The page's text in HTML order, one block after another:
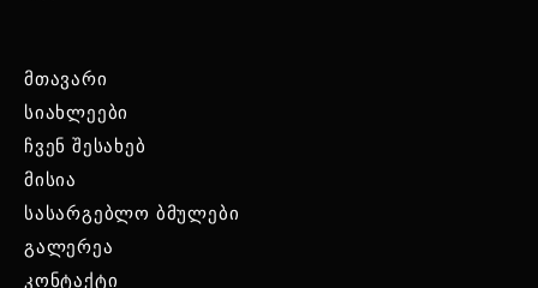
მთავარი
სიახლეები
ჩვენ შესახებ
მისია
სასარგებლო ბმულები
გალერეა
კონტაქტი